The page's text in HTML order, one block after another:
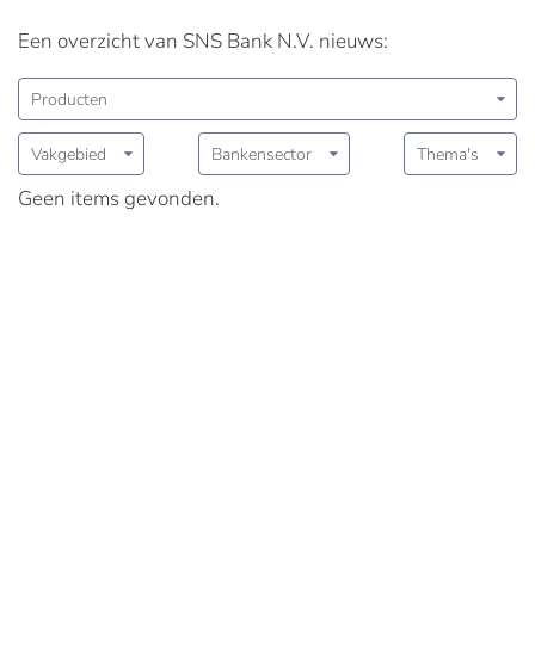
Een overzicht van SNS Bank N.V. nieuws:
Producten
Vakgebied Bankensector Thema's
Geen items gevonden.